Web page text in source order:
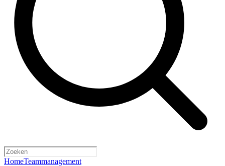
HomeTeammanagement